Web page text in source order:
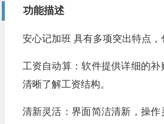
功能描述
安心记加班 具有多项突出特点，
工资自动算：软件提供详细的
清晰了解工资结构。
清新灵活：界面简洁清新，操